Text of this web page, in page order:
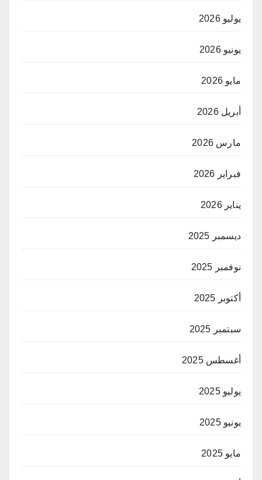
يوليو 2026
يونيو 2026
مايو 2026
أبريل 2026
مارس 2026
فبراير 2026
يناير 2026
ديسمبر 2025
نوفمبر 2025
أكتوبر 2025
سبتمبر 2025
أغسطس 2025
يوليو 2025
يونيو 2025
مايو 2025